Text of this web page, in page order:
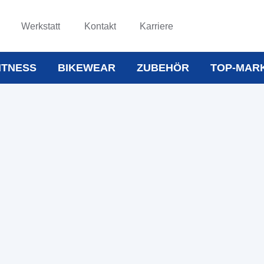
Werkstatt Kontakt Karriere
BIKEWEAR ZUBEHÖR TOP-